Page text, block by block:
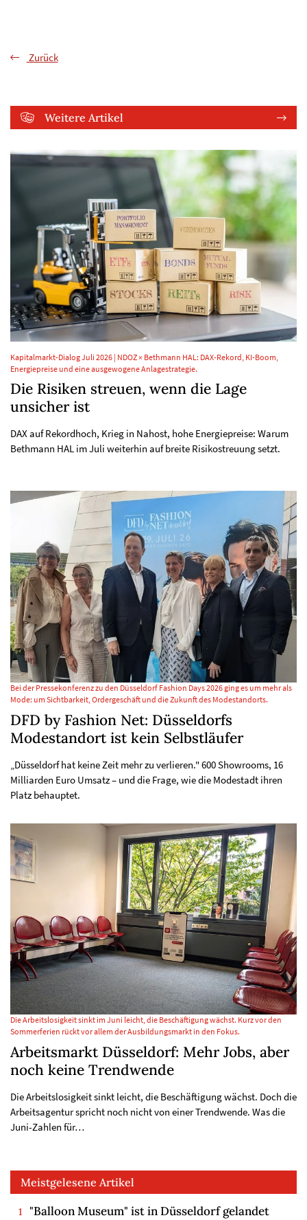
Zurück
Weitere Artikel
Kapitalmarkt-Dialog Juli 2026 | NDOZ × Bethmann HAL: DAX-Rekord, KI-Boom,
Energiepreise und eine ausgewogene Anlagestrategie.
Die Risiken streuen, wenn die Lage
unsicher ist
DAX auf Rekordhoch, Krieg in Nahost, hohe Energiepreise: Warum
Bethmann HAL im Juli weiterhin auf breite Risikostreuung setzt.
Bei der Pressekonferenz zu den Düsseldorf Fashion Days 2026 ging es um mehr als
Mode: um Sichtbarkeit, Ordergeschäft und die Zukunft des Modestandorts.
DFD by Fashion Net: Düsseldorfs
Modestandort ist kein Selbstläufer
„Düsseldorf hat keine Zeit mehr zu verlieren." 600 Showrooms, 16
Milliarden Euro Umsatz – und die Frage, wie die Modestadt ihren
Platz behauptet.
Die Arbeitslosigkeit sinkt im Juni leicht, die Beschäftigung wächst. Kurz vor den
Sommerferien rückt vor allem der Ausbildungsmarkt in den Fokus.
Arbeitsmarkt Düsseldorf: Mehr Jobs, aber
noch keine Trendwende
Die Arbeitslosigkeit sinkt leicht, die Beschäftigung wächst. Doch die
Arbeitsagentur spricht noch nicht von einer Trendwende. Was die
Juni-Zahlen für…
Meistgelesene Artikel
"Balloon Museum" ist in Düsseldorf gelandet